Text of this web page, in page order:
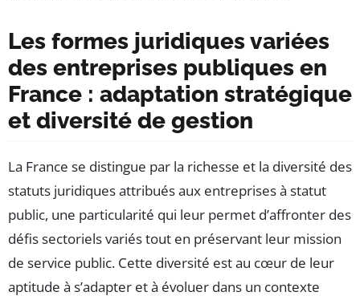
Les formes juridiques variées
des entreprises publiques en
France : adaptation stratégique
et diversité de gestion
La France se distingue par la richesse et la diversité des
statuts juridiques attribués aux entreprises à statut
public, une particularité qui leur permet d’affronter des
défis sectoriels variés tout en préservant leur mission
de service public. Cette diversité est au cœur de leur
aptitude à s’adapter et à évoluer dans un contexte